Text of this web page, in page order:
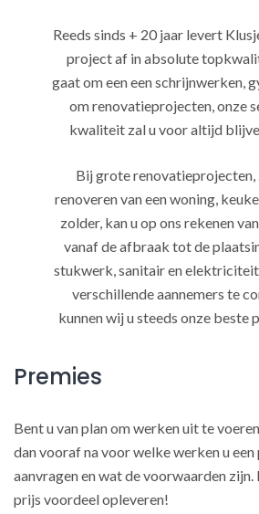
Reeds sinds + 20 jaar levert
project af in absolute
gaat om een een schrijnwerken,
om renovatieprojecten, onze
kwaliteit zal u voor altijd
Bij grote renovatieprojecten,
renoveren van een woning,
zolder, kan u op ons rekenen
vanaf de afbraak tot de
stukwerk, sanitair en
verschillende aannemers te
kunnen wij u steeds onze beste
Premies
Bent u van plan om werken uit te
dan vooraf na voor welke werken u
aanvragen en wat de voorwaarden zijn.
prijs voordeel opleveren!